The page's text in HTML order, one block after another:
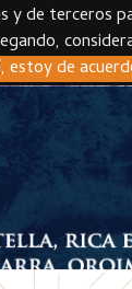
y de terceros
estoy de